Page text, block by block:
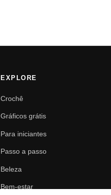
EXPLORE
Crochê
Gráficos grátis
Para iniciantes
Passo a passo
Beleza
Bem-estar